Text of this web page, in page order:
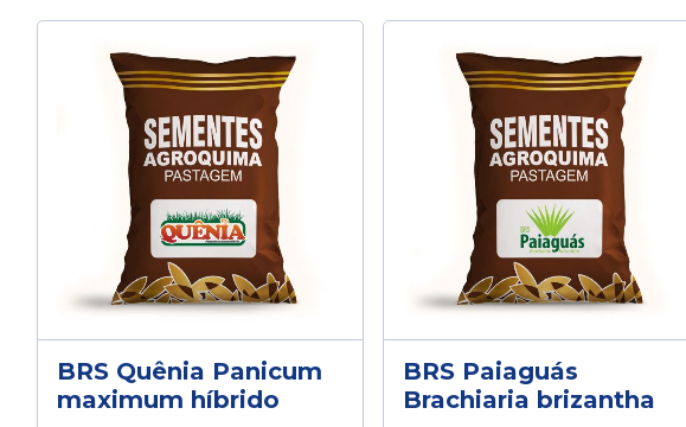
BRS Quênia Panicum
maximum híbrido
BRS Paiaguás
Brachiaria brizantha